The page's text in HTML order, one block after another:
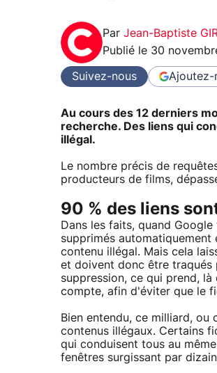
Par Jean-Baptiste
Publié le 30
Suivez-nous Ajoutez-
Au cours des 12 derniers
recherche. Des liens qui
illégal.
Le nombre précis de
producteurs de films,
90 % des liens
Dans les faits, quand
supprimés
contenu illégal. Mais cela
et doivent donc être traqués
suppression, ce qui prend,
compte, afin d'éviter que le
Bien entendu, ce milliard, ou
contenus illégaux. Certains
qui conduisent tous au
fenêtres surgissant par